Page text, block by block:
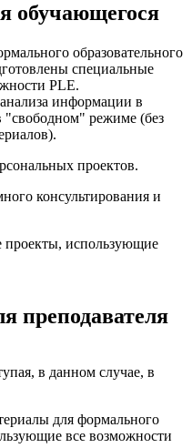
обучающегося
образовательного
специальные
PLE.
информации в
"свободном" режиме (без
проектов.
консультирования и
проекты, использующие
преподавателя
в данном случае, в
для формального
все возможности